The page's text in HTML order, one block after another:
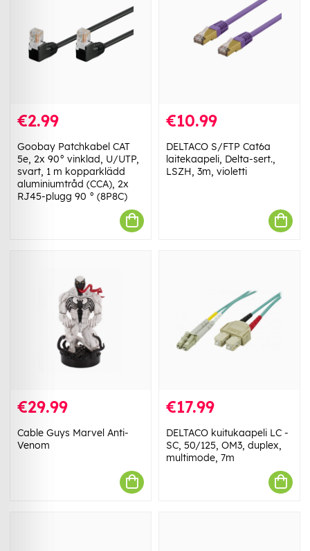
€2.99
Goobay Patchkabel CAT
5e, 2x 90° vinklad, U/UTP,
svart, 1 m kopparklädd
aluminiumtråd (CCA), 2x
RJ45-plugg 90 ° (8P8C)
€10.99
DELTACO S/FTP Cat6a
laitekaapeli, Delta-sert.,
LSZH, 3m, violetti
€29.99
Cable Guys Marvel Anti-
Venom
€17.99
DELTACO kuitukaapeli LC -
SC, 50/125, OM3, duplex,
multimode, 7m